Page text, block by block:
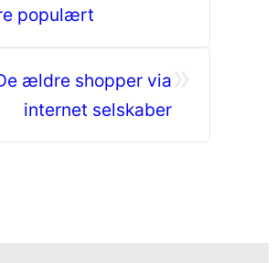
populært
ældre shopper via
internet selskaber